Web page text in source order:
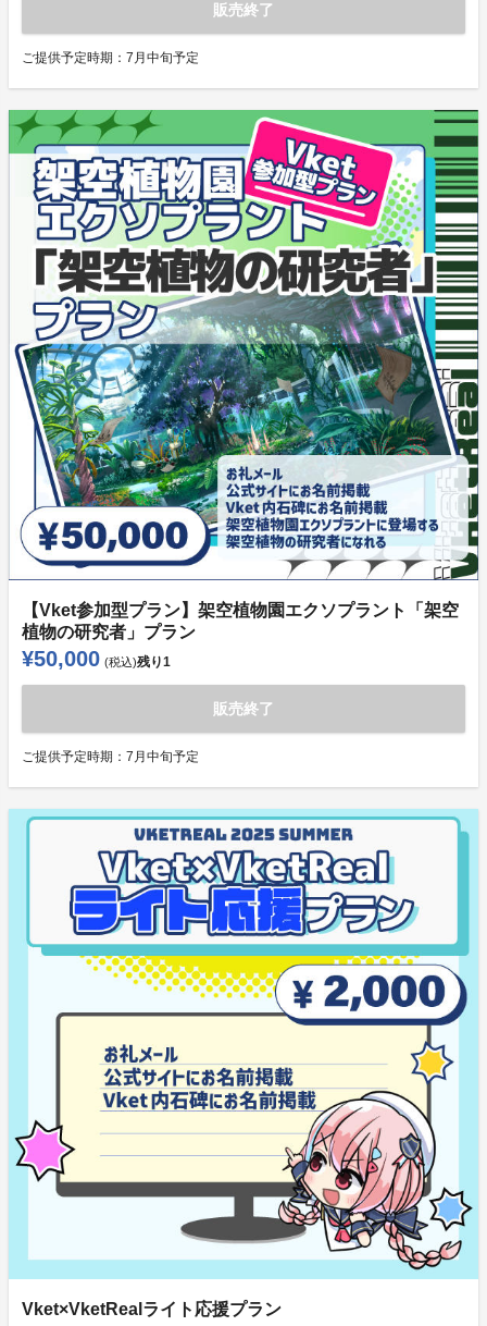
販売終了
ご提供予定時期： 7月中旬予定
【Vket参加型プラン】架空植物園エクソプラント「架空
植物の研究者」プラン
¥50,000 (税込)残り1
販売終了
ご提供予定時期： 7月中旬予定
Vket×VketRealライト応援プラン